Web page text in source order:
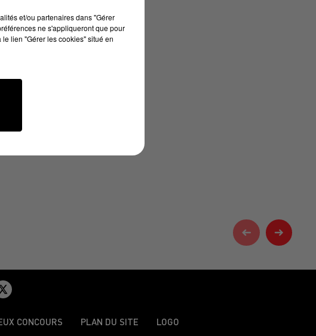
CONCOURS PLAN DU SITE LOGO
et/ou partenaires dans "Gérer
ne s'appliqueront que pour
lien "Gérer les cookies" situé en